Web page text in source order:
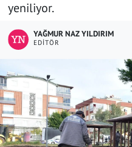
yeniliyor.
YAĞMUR NAZ YILDIRIM
EDITÖR
SAĞLIK
YAŞAM